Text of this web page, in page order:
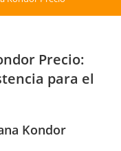
Precio:
para el
Kondor